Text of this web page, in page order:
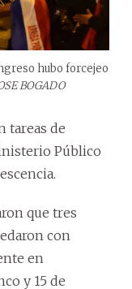
hubo forcejeo
BOGADO
tareas de
Público
que tres
con
en
y 15 de